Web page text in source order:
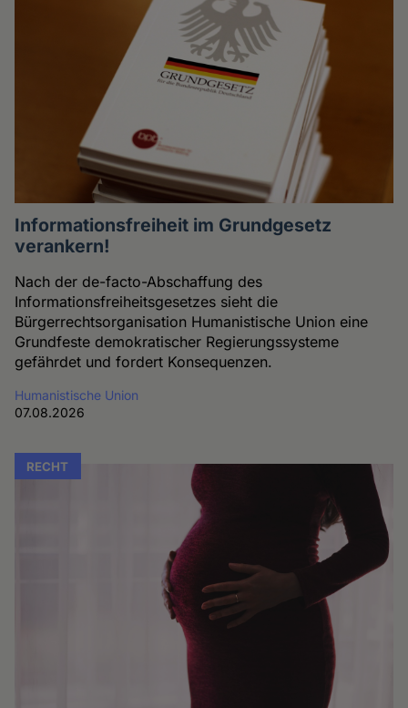
Informationsfreiheit im Grundgesetz
verankern!
Nach der de-facto-Abschaffung des
Informationsfreiheitsgesetzes sieht die
Bürgerrechtsorganisation Humanistische Union eine
Grundfeste demokratischer Regierungssysteme
gefährdet und fordert Konsequenzen.
Humanistische Union
07.08.2026
RECHT